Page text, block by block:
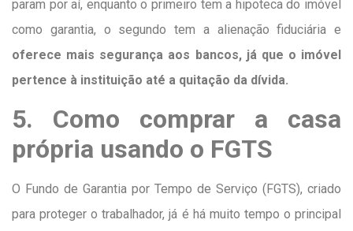
param por aí, enquanto o primeiro tem a hipoteca do imóvel
como garantia, o segundo tem a alienação fiduciária e
oferece mais segurança aos bancos, já que o imóvel
pertence à instituição até a quitação da dívida.
5. Como comprar a casa
própria usando o FGTS
O Fundo de Garantia por Tempo de Serviço (FGTS), criado
para proteger o trabalhador, já é há muito tempo o principal